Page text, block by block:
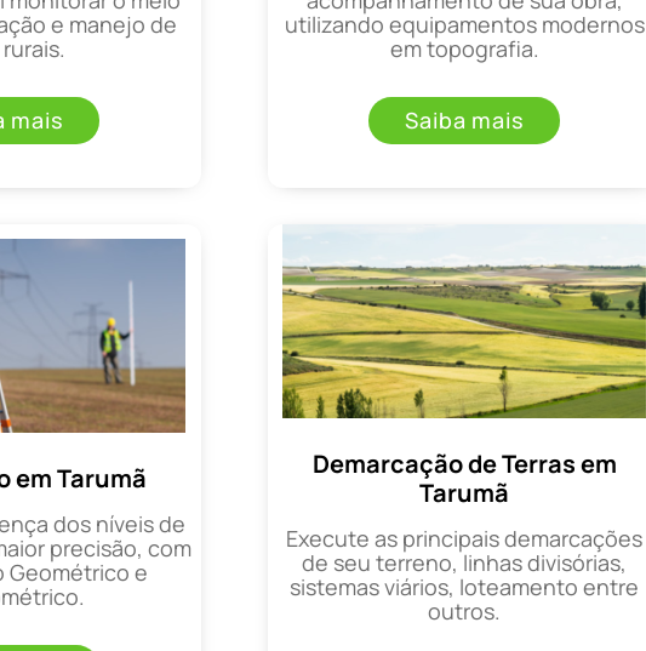
e manejo de
mais
utilizando equipamentos modernos
em topografia.
Saiba mais
em Tarumã
dos níveis de
precisão, com
Geométrico e
Demarcação de Terras em
Tarumã
Execute as principais demarcações
de seu terreno, linhas divisórias,
sistemas viários, loteamento entre
outros.